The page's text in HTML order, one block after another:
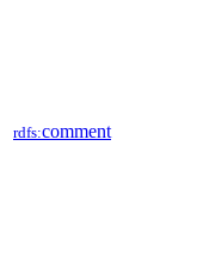
rdfs:comment